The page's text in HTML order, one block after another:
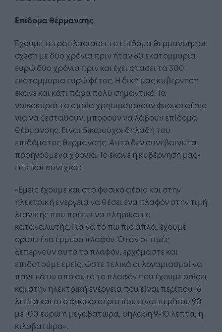
Επίδομα θέρμανσης
Έχουμε τετραπλασιάσει το επίδομα θέρμανσης σε
σχέση με δύο χρόνια πριν ήταν 80 εκατομμύρια
ευρώ δύο χρόνια πριν και έχει φτάσει τα 300
εκατομμύρια ευρώ φέτος. Η δική μας κυβέρνηση
έκανε και κάτι πάρα πολύ σημαντικό. Τα
νοικοκυριά τα οποία χρησιμοποιούν φυσικό αέριο
για να ζεσταθούν, μπορούν να λάβουν επίδομα
θέρμανσης. Είναι δικαιούχοι δηλαδή του
επιδόματος θέρμανσης. Αυτό δεν συνέβαινε τα
προηγούμενα χρόνια. Το έκανε η κυβέρνησή μας»
είπε και συνέχισε:
«Εμείς έχουμε και στο φυσικό αέριο και στην
ηλεκτρική ενέργεια να θέσει ένα πλαφόν στην τιμή
λιανικής που πρέπει να πληρώσει ο
καταναλωτής. Για να το πω πιο απλά, έχουμε
ορίσει ένα έμμεσο πλαφόν. Όταν οι τιμές
ξεπερνούν αυτό το πλαφόν, ερχόμαστε και
επιδοτούμε εμείς, ώστε τελικά οι λογαριασμοί να
πάνε κάτω από αυτό το πλαφόν που έχουμε ορίσει
και στην ηλεκτρική ενέργεια που είναι περίπου 16
λεπτά και στο φυσικό αέριο που είναι περίπου 90
με 100 ευρώ η μεγαβατώρα, δηλαδή 9-10 λεπτά, η
κιλοβατώρα».